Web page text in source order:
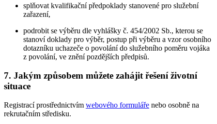
splňovat kvalifikační předpoklady stanovené pro služební
zařazení,
podrobit se výběru dle vyhlášky č. 454/2002 Sb., kterou se
stanoví doklady pro výběr, postup při výběru a vzor osobního
dotazníku uchazeče o povolání do služebního poměru vojáka
z povolání, ve znění pozdějších předpisů.
7. Jakým způsobem můžete zahájit řešení životní
situace
Registrací prostřednictvím webového formuláře nebo osobně na
rekrutačním středisku.